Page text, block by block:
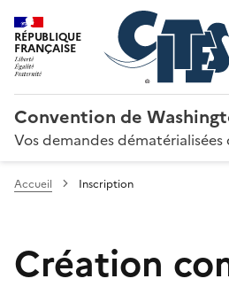
RÉPUBLIQUE
FRANÇAISE
Convention de
Vos demandes
Accueil Inscription
Création